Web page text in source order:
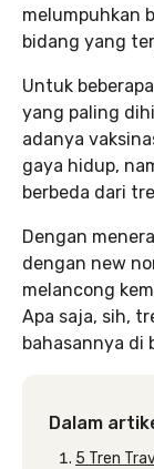
melumpuhkan
bidang yang
Untuk
yang paling
adanya
gaya hidup,
berbeda dari
Dengan
dengan new
melancong
Apa saja, sih,
bahasannya di
Dalam
5 Tren